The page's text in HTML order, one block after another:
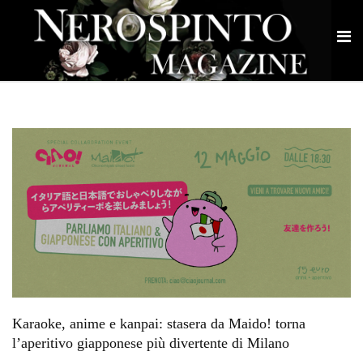
Karaoke, anime e kanpai: stasera da Maido! torna
l’aperitivo giapponese più divertente di Milano